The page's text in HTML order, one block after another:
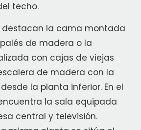
techo.
destacan la cama montada
de madera o la
con cajas de viejas
de madera con la
la planta inferior. En el
la sala equipada
central y televisión.